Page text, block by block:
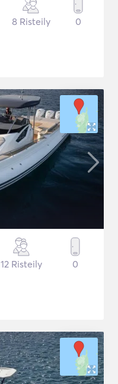
8 Risteily 0
12 Risteily 0